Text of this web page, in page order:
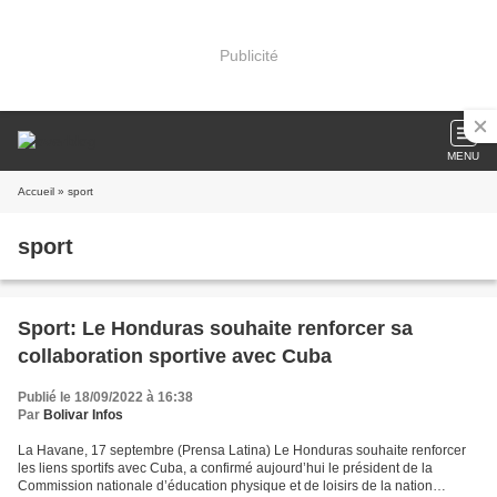
Publicité
MENU
Accueil » sport
sport
Sport: Le Honduras souhaite renforcer sa
collaboration sportive avec Cuba
Publié le 18/09/2022 à 16:38
Par Bolivar Infos
La Havane, 17 septembre (Prensa Latina) Le Honduras souhaite renforcer
les liens sportifs avec Cuba, a confirmé aujourd’hui le président de la
Commission nationale d’éducation physique et de loisirs de la nation